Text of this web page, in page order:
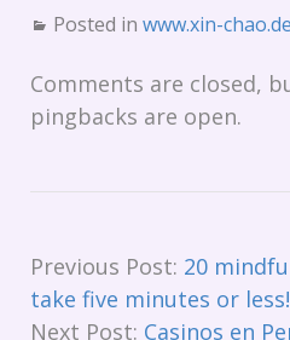
Posted in www.xin-chao.de
Comments are closed,
pingbacks are open.
Previous Post: 20
take five minutes or less!
Next Post: Casinos en